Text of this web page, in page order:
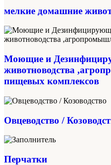
мелкие домашние
Моющие и
животноводства
пищевых комплексов
Овцеводство /
Перчатки